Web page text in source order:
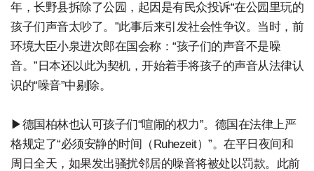
年，长野县拆除了公园，起因是有民众投诉“在公园里玩的
孩子们声音太吵了。”此事后来引发社会性争议。当时，前
环境大臣小泉进次郎在国会称：“孩子们的声音不是噪
音。”日本还以此为契机，开始着手将孩子的声音从法律认
识的“噪音”中剔除。
▶德国柏林也认可孩子们“喧闹的权力”。德国在法律上严
格规定了“必须安静的时间（Ruhezeit）”。在平日夜间和
周日全天，如果发出骚扰邻居的噪音将被处以罚款。此前